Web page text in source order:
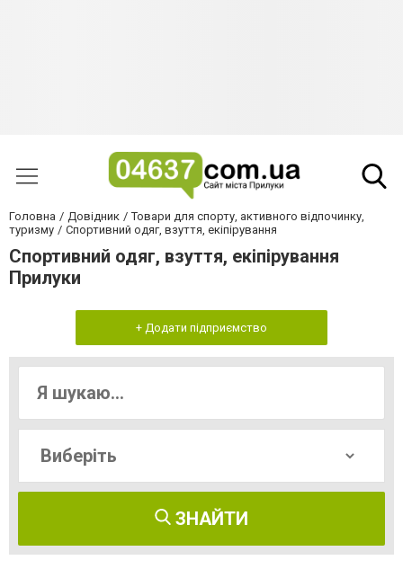
Головна Довідник
Товари для спорту, активного відпочинку,
туризму
Спортивний одяг, взуття, екіпірування
Спортивний одяг, взуття, екіпірування
Прилуки
+ Додати підприємство
ЗНАЙТИ